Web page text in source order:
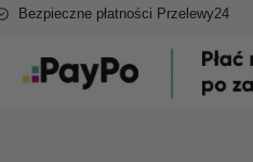
Bezpieczne płatności Przelewy24